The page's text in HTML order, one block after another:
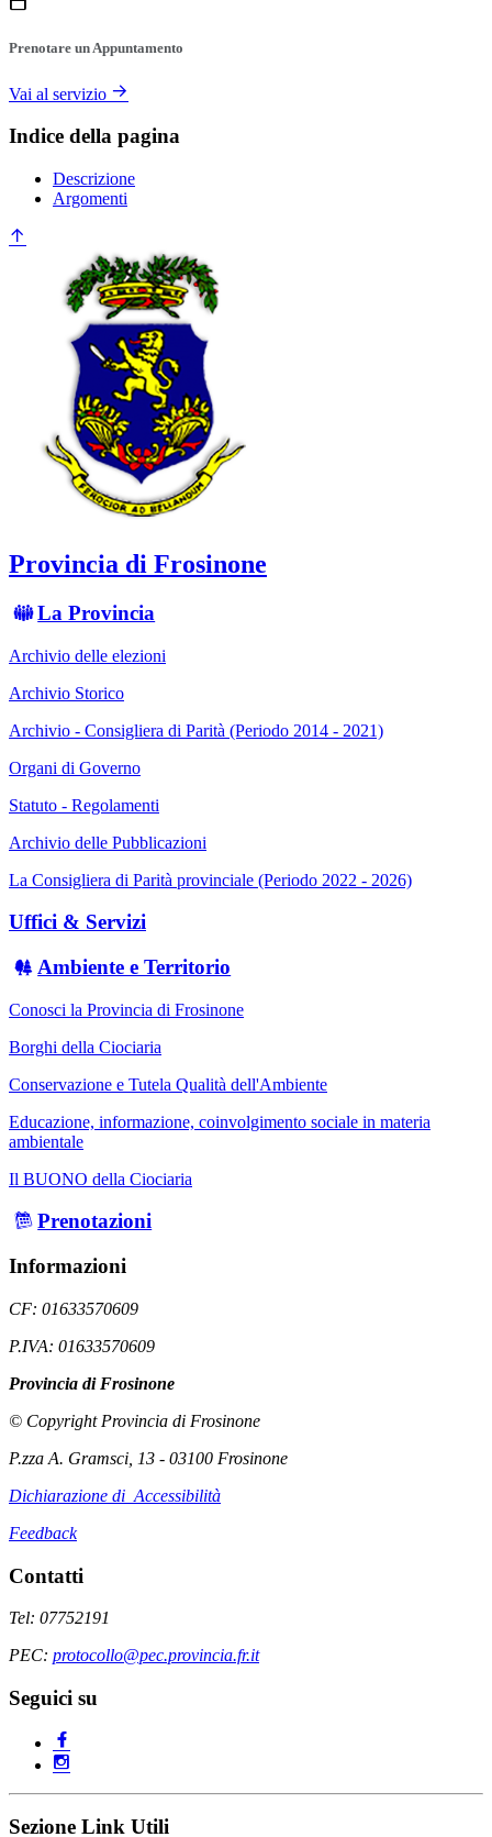
Prenotare un Appuntamento
Vai al servizio
Indice della pagina
Descrizione
Argomenti
Provincia di Frosinone
La Provincia
Archivio delle elezioni
Archivio Storico
Archivio - Consigliera di Parità (Periodo 2014 - 2021)
Organi di Governo
Statuto - Regolamenti
Archivio delle Pubblicazioni
La Consigliera di Parità provinciale (Periodo 2022 - 2026)
Uffici & Servizi
Ambiente e Territorio
Conosci la Provincia di Frosinone
Borghi della Ciociaria
Conservazione e Tutela Qualità dell'Ambiente
Educazione, informazione, coinvolgimento sociale in materia
ambientale
Il BUONO della Ciociaria
Prenotazioni
Informazioni
CF: 01633570609
P.IVA: 01633570609
Provincia di Frosinone
© Copyright Provincia di Frosinone
P.zza A. Gramsci, 13 - 03100 Frosinone
Dichiarazione di Accessibilità
Feedback
Contatti
Tel: 07752191
PEC: protocollo@pec.provincia.fr.it
Seguici su
Sezione Link Utili